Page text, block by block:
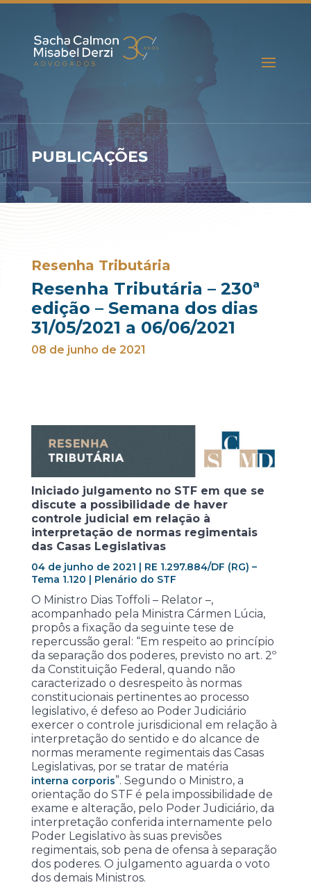
PUBLICAÇÕES
Resenha Tributária
Resenha Tributária – 230ª
edição – Semana dos dias
31/05/2021 a 06/06/2021
08 de junho de 2021
Iniciado julgamento no STF em que se
discute a possibilidade de haver
controle judicial em relação à
interpretação de normas regimentais
das Casas Legislativas
04 de junho de 2021 | RE 1.297.884/DF (RG) –
Tema 1.120 | Plenário do STF
O Ministro Dias Toffoli – Relator –,
acompanhado pela Ministra Cármen Lúcia,
propôs a fixação da seguinte tese de
repercussão geral: “Em respeito ao princípio
da separação dos poderes, previsto no art. 2º
da Constituição Federal, quando não
caracterizado o desrespeito às normas
constitucionais pertinentes ao processo
legislativo, é defeso ao Poder Judiciário
exercer o controle jurisdicional em relação à
interpretação do sentido e do alcance de
normas meramente regimentais das Casas
Legislativas, por se tratar de matéria
interna corporis”. Segundo o Ministro, a
orientação do STF é pela impossibilidade de
exame e alteração, pelo Poder Judiciário, da
interpretação conferida internamente pelo
Poder Legislativo às suas previsões
regimentais, sob pena de ofensa à separação
dos poderes. O julgamento aguarda o voto
dos demais Ministros.